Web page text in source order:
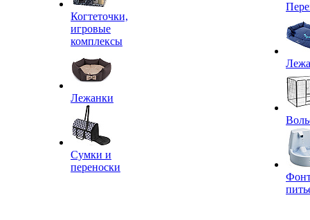
Когтеточки,
игровые
комплексы
Лежанки
Сумки и
переноски